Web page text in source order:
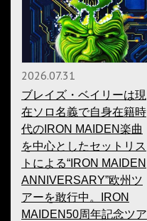
2026.07.31
ブレイズ・ベイリーは現
在ソロ名義で自身在籍時
代のIRON MAIDEN楽曲
を中心としたセットリス
トによる“IRON MAIDEN
ANNIVERSARY”欧州ツ
アーを敢行中。IRON
MAIDEN50周年記念ツア